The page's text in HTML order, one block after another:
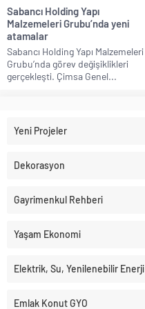
Sabancı Holding Yapı
Malzemeleri Grubu’nda yeni
atamalar
Sabancı Holding Yapı Malzemeleri
Grubu’nda görev değişiklikleri
gerçekleşti. Çimsa Genel...
Yeni Projeler
Dekorasyon
Gayrimenkul Rehberi
Yaşam Ekonomi
Elektrik, Su, Yenilenebilir Enerji
Emlak Konut GYO